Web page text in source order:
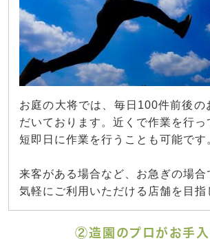
お庭の大将では、毎日100件前後の
だいております。近くで作業を行っ
短即日に作業を行うことも可能です
来客がある場合など、お急ぎの場合
気軽にご利用いただける店舗を目指
②造園のプロがお手入